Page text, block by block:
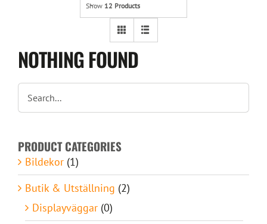
Om oss
Show 12 Products
NOTHING FOUND
PRODUCT CATEGORIES
Bildekor (1)
Butik & Utställning (2)
Displayväggar (0)